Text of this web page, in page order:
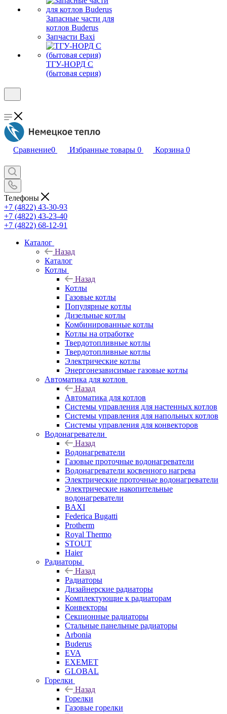
Запасные части для
котлов Buderus
Запчасти Baxi
ТГУ-НОРД С
(бытовая серия)
Сравнение0 Избранные товары 0 Корзина 0
Телефоны
+7 (4822) 43-30-93
+7 (4822) 43-23-40
+7 (4822) 68-12-91
Каталог
Назад
Каталог
Котлы
Назад
Котлы
Газовые котлы
Популярные котлы
Дизельные котлы
Комбинированные котлы
Котлы на отработке
Твердотопливные котлы
Твердотопливные котлы
Электрические котлы
Энергонезависимые газовые котлы
Автоматика для котлов
Назад
Автоматика для котлов
Системы управления для настенных котлов
Системы управления для напольных котлов
Системы управления для конвекторов
Водонагреватели
Назад
Водонагреватели
Газовые проточные водонагреватели
Водонагреватели косвенного нагрева
Электрические проточные водонагреватели
Электрические накопительные
водонагреватели
BAXI
Federica Bugatti
Protherm
Royal Thermo
STOUT
Haier
Радиаторы
Назад
Радиаторы
Дизайнерские радиаторы
Комплектующие к радиаторам
Конвекторы
Секционные радиаторы
Стальные панельные радиаторы
Arbonia
Buderus
EVA
EXEMET
GLOBAL
Горелки
Назад
Горелки
Газовые горелки